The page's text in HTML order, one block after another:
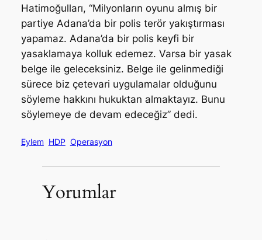
Hatimoğulları, “Milyonların oyunu almış bir
partiye Adana’da bir polis terör yakıştırması
yapamaz. Adana’da bir polis keyfi bir
yasaklamaya kolluk edemez. Varsa bir yasak
belge ile geleceksiniz. Belge ile gelinmediği
sürece biz çetevari uygulamalar olduğunu
söyleme hakkını hukuktan almaktayız. Bunu
söylemeye de devam edeceğiz” dedi.
Eylem HDP Operasyon
Yorumlar